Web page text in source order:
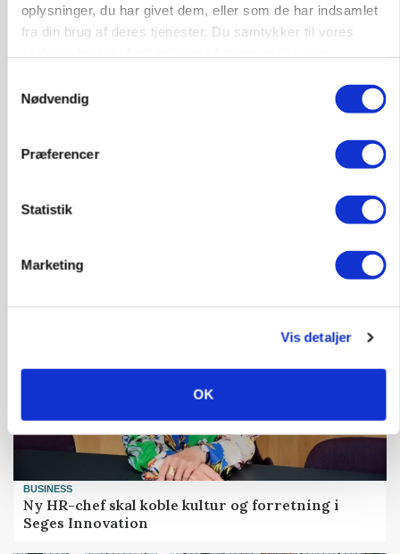
oplysninger, du har givet dem, eller som de har indsamlet
fra din brug af deres tjenester. Du samtykker til vores
Nødvendig
Præferencer
Statistik
Marketing
Vis detaljer
OK
9670, Løgstør 03. aug.
BUSINESS
Ny HR-chef skal koble kultur og forretning i
Seges Innovation